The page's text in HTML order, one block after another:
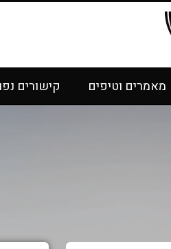
מאמרים וטיפים קישורים